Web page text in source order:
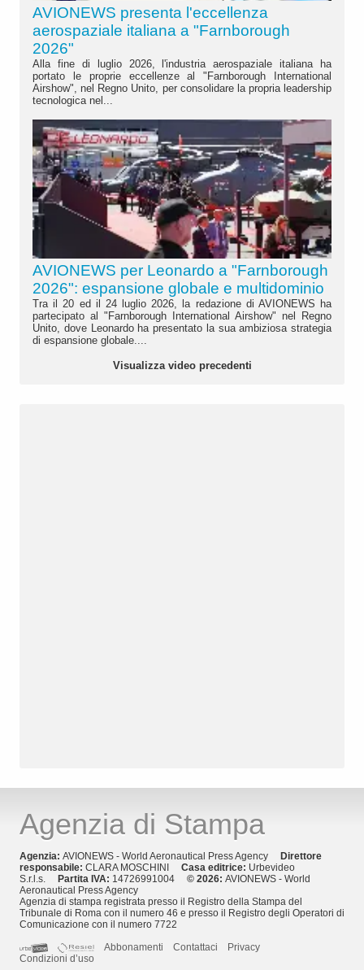
AVIONEWS presenta l'eccellenza
aerospaziale italiana a "Farnborough
2026"
Alla fine di luglio 2026, l'industria aerospaziale italiana ha
portato le proprie eccellenze al "Farnborough International
Airshow", nel Regno Unito, per consolidare la propria leadership
tecnologica nel...
AVIONEWS per Leonardo a "Farnborough
2026": espansione globale e multidominio
Tra il 20 ed il 24 luglio 2026, la redazione di AVIONEWS ha
partecipato al "Farnborough International Airshow" nel Regno
Unito, dove Leonardo ha presentato la sua ambiziosa strategia
di espansione globale....
Visualizza video precedenti
Agenzia di Stampa
Agenzia: AVIONEWS - World Aeronautical Press Agency
Direttore
responsabile: CLARA MOSCHINI Casa editrice: Urbevideo
S.r.l.s.
Partita IVA: 14726991004 © 2026: AVIONEWS - World
Aeronautical Press Agency
Agenzia di stampa registrata presso il Registro della Stampa del
Tribunale di Roma con il numero 46 e presso il Registro degli Operatori di
Comunicazione con il numero 7722
Abbonamenti
Contattaci
Privacy
Condizioni d’uso